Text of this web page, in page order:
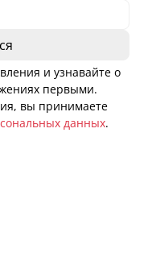
и узнавайте о
первыми.
вы принимаете
данных.